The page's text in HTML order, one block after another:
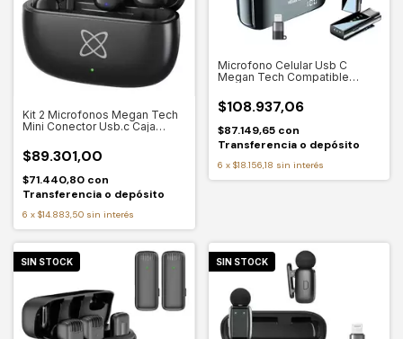
Kit 2 Microfonos Megan Tech
Mini Conector Usb.c Caja
$89.301,00
$71.440,80 con
Transferencia o depósito
6 x $14.883,50 sin interés
Microfono Celular Usb C
Megan Tech Compatible
$108.937,06
$87.149,65 con
Transferencia o depósito
6 x $18.156,18 sin interés
SIN STOCK SIN STOCK